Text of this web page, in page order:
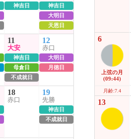
神吉日
神吉日
大明日
天恩日
11
大安
神吉日
母倉日
不成就日
12
赤口
大明日
月徳日
18
赤口
19
先勝
神吉日
不成就日
6
上弦の月
(09:44)
月齢:7.4
13